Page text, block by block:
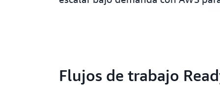
Flujos de trabajo